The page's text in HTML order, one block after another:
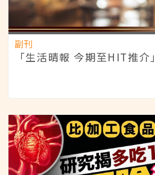
副刊
「生活晴報 今期至HIT推介」